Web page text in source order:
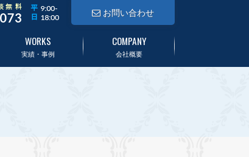
お問い合わせ
実績・事例
WORKS
会社概要
COMPANY